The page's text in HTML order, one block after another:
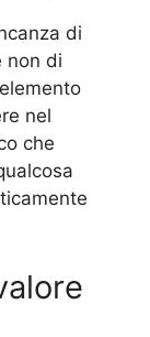
di
non di
nel
che